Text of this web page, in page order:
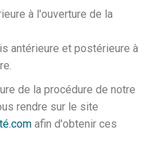
à l'ouverture de la
antérieure et postérieure à
de la procédure de notre
rendre sur le site
afin d'obtenir ces